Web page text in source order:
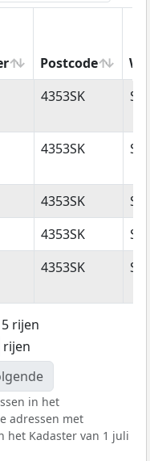
Postcode
Postcode
4353SK
4353SK
4353SK
4353SK
4353SK
rijen
rijen
in het
adressen met
het Kadaster van 1 juli